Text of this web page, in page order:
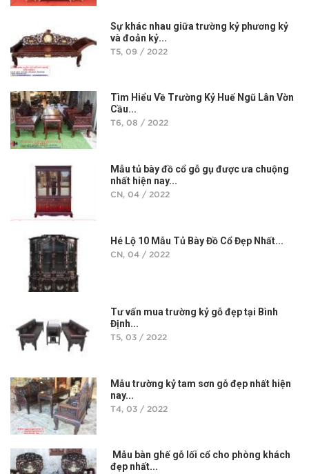
Sự khác nhau giữa trường kỷ phương kỷ
và đoản kỷ...
T5, 09 / 2022
Tìm Hiểu Về Trường Kỷ Huế Ngũ Lân Vờn
Cầu...
T6, 08 / 2022
Mẫu tủ bày đồ cổ gỗ gụ được ưa chuộng
nhất hiện nay...
CN, 04 / 2022
Hé Lộ 10 Mẫu Tủ Bày Đồ Cổ Đẹp Nhất...
CN, 04 / 2022
Tư vấn mua trường kỷ gỗ đẹp tại Bình
Định...
T5, 03 / 2022
Mẫu trường kỷ tam sơn gỗ đẹp nhất hiện
nay...
T4, 03 / 2022
Mẫu bàn ghế gỗ lối cổ cho phòng khách
đẹp nhất...